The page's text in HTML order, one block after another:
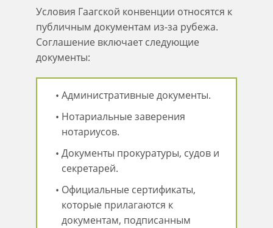
Условия Гаагской конвенции относятся к
публичным документам из-за рубежа.
Соглашение включает следующие
документы:
Административные документы.
Нотариальные заверения
нотариусов.
Документы прокуратуры, судов и
секретарей.
Официальные сертификаты,
которые прилагаются к
документам, подписанным